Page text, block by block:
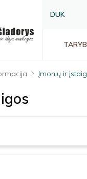
DUK
Įmonių ir